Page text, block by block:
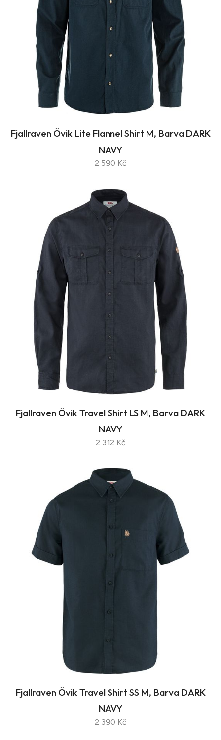
Fjallraven Övik Lite Flannel Shirt M, Barva DARK
NAVY
2 590 Kč
Fjallraven Övik Travel Shirt LS M, Barva DARK
NAVY
2 312 Kč
Fjallraven Övik Travel Shirt SS M, Barva DARK
NAVY
2 390 Kč